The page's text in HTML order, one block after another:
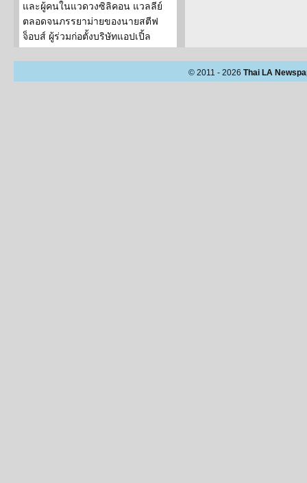
และผู้คนในแวดวงซิลิคอน แวลลีย์
ตลอดจนภรรยาม่ายของนายสตีฟ
จ็อบส์ ผู้ร่วมก่อตั้งบริษัทแอปเปิ้ล
© 2011 - 2026 Thai LA